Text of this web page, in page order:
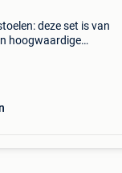
deze set is van
hoogwaardige